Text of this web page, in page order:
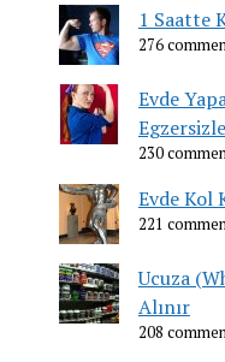
1 Saatte
276
Evde
230
Evde Kol
221
Ucuza
Alınır
208